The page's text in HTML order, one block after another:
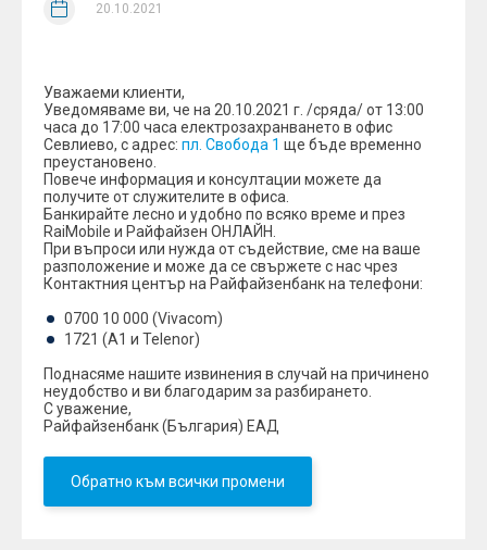
20.10.2021
Уважаеми клиенти,
Уведомяваме ви, че на 20.10.2021 г. /сряда/ от 13:00
часа до 17:00 часа електрозахранването в офис
Севлиево, с адрес: пл. Свобода 1 ще бъде временно
преустановено.
Повече информация и консултации можете да
получите от служителите в офиса.
Банкирайтe лесно и удобно по всяко време и през
RaiMobile и Райфайзен ОНЛАЙН.
При въпроси или нужда от съдействие, сме на ваше
разположение и може да се свържете с нас чрез
Контактния център на Райфайзенбанк на телефони:
0700 10 000 (Vivacom)
1721 (A1 и Telenor)
Поднасяме нашите извинения в случай на причинено
неудобство и ви благодарим за разбирането.
С уважение,
Райфайзенбанк (България) ЕАД
Обратно към всички промени